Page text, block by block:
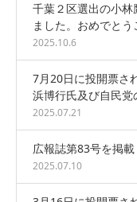
千葉２区選出の小
ました。おめでとう
2025.10.6
7月20日に投開票さ
浜博行氏及び自民
2025.07.21
広報誌第83号を掲載
2025.07.10